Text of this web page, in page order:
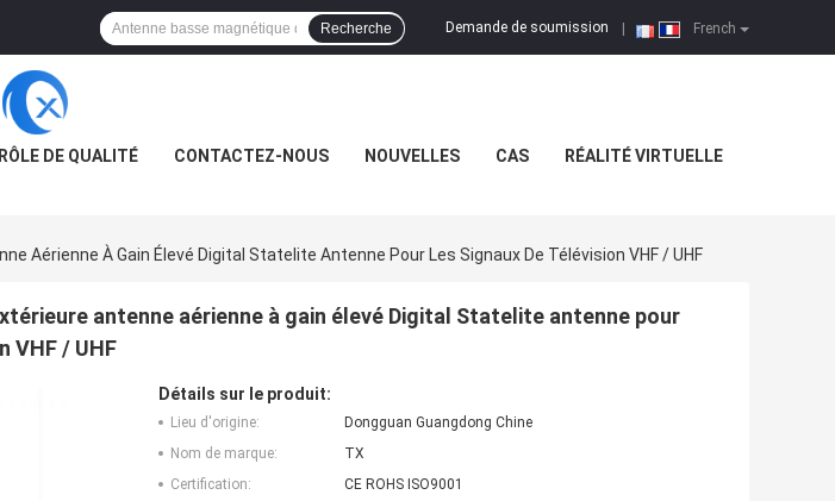
French
Demande de soumission
Recherche
DE QUALITÉ CONTACTEZ-NOUS NOUVELLES CAS RÉALITÉ VIRTUELLE
Aérienne À Gain Élevé Digital Statelite Antenne Pour Les Signaux De Télévision VHF / UHF
antenne aérienne à gain élevé Digital Statelite antenne pour
VHF / UHF
Détails sur le produit:
Lieu d'origine:
Dongguan Guangdong Chine
Nom de marque:
TX
Certification:
CE ROHS ISO9001